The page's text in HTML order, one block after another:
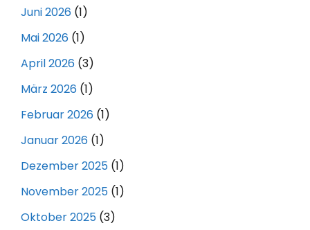
Juni 2026 (1)
Mai 2026 (1)
April 2026 (3)
März 2026 (1)
Februar 2026 (1)
Januar 2026 (1)
Dezember 2025 (1)
November 2025 (1)
Oktober 2025 (3)